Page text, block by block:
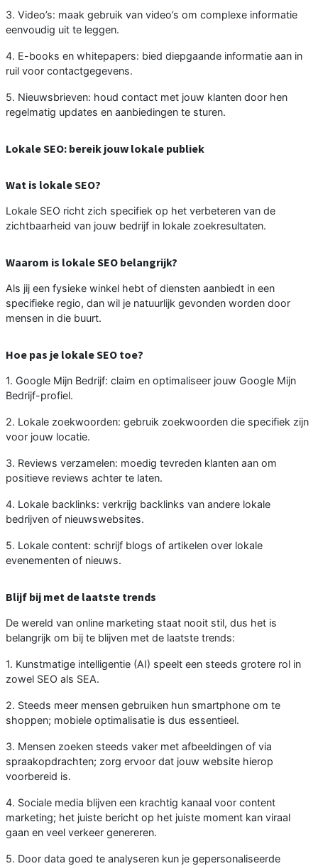
3. Video’s: maak gebruik van video’s om complexe informatie
eenvoudig uit te leggen.
4. E-books en whitepapers: bied diepgaande informatie aan in
ruil voor contactgegevens.
5. Nieuwsbrieven: houd contact met jouw klanten door hen
regelmatig updates en aanbiedingen te sturen.
Lokale SEO: bereik jouw lokale publiek
Wat is lokale SEO?
Lokale SEO richt zich specifiek op het verbeteren van de
zichtbaarheid van jouw bedrijf in lokale zoekresultaten.
Waarom is lokale SEO belangrijk?
Als jij een fysieke winkel hebt of diensten aanbiedt in een
specifieke regio, dan wil je natuurlijk gevonden worden door
mensen in die buurt.
Hoe pas je lokale SEO toe?
1. Google Mijn Bedrijf: claim en optimaliseer jouw Google Mijn
Bedrijf-profiel.
2. Lokale zoekwoorden: gebruik zoekwoorden die specifiek zijn
voor jouw locatie.
3. Reviews verzamelen: moedig tevreden klanten aan om
positieve reviews achter te laten.
4. Lokale backlinks: verkrijg backlinks van andere lokale
bedrijven of nieuwswebsites.
5. Lokale content: schrijf blogs of artikelen over lokale
evenementen of nieuws.
Blijf bij met de laatste trends
De wereld van online marketing staat nooit stil, dus het is
belangrijk om bij te blijven met de laatste trends:
1. Kunstmatige intelligentie (AI) speelt een steeds grotere rol in
zowel SEO als SEA.
2. Steeds meer mensen gebruiken hun smartphone om te
shoppen; mobiele optimalisatie is dus essentieel.
3. Mensen zoeken steeds vaker met afbeeldingen of via
spraakopdrachten; zorg ervoor dat jouw website hierop
voorbereid is.
4. Sociale media blijven een krachtig kanaal voor content
marketing; het juiste bericht op het juiste moment kan viraal
gaan en veel verkeer genereren.
5. Door data goed te analyseren kun je gepersonaliseerde